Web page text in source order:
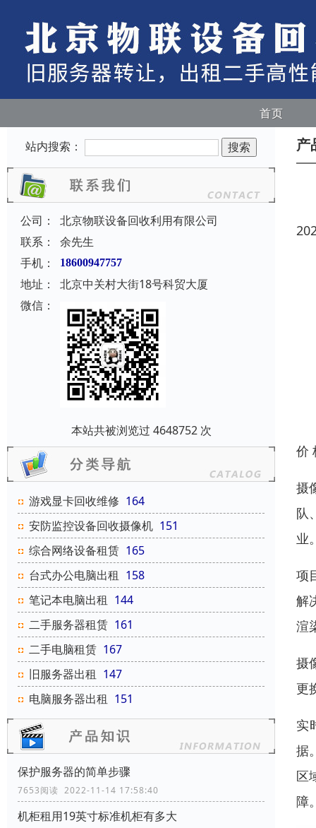
首页
站内搜索：
公司：
北京物联设备回收利用有限公司
联系：
余先生
手机：
18600947757
地址：
北京中关村大街18号科贸大厦
微信：
本站共被浏览过 4648752 次
游戏显卡回收维修 164
安防监控设备回收摄像机 151
综合网络设备租赁 165
台式办公电脑出租 158
笔记本电脑出租 144
二手服务器租赁 161
二手电脑租赁 167
旧服务器出租 147
电脑服务器出租 151
保护服务器的简单步骤
7653阅读 2022-11-14 17:58:40
机柜租用19英寸标准机柜有多大
产
价
摄
队
业
项
解
渲
摄
更
实
据
区
障